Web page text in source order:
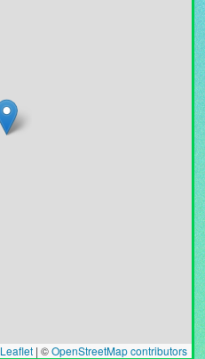
Leaflet | ©OpenStreetMap contributors